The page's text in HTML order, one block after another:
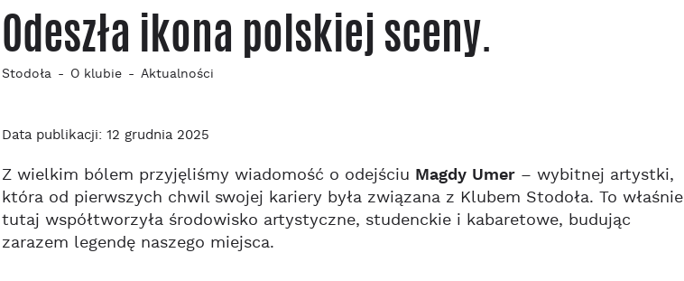
Odeszła ikona polskiej sceny.
Stodoła O klubie Aktualności
Data publikacji: 12 grudnia 2025
Z wielkim bólem przyjęliśmy wiadomość o odejściu Magdy Umer – wybitnej artystki,
która od pierwszych chwil swojej kariery była związana z Klubem Stodoła. To właśnie
tutaj współtworzyła środowisko artystyczne, studenckie i kabaretowe, budując
zarazem legendę naszego miejsca.